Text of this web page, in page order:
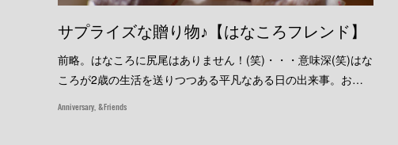
サプライズな贈り物♪【はなころフレンド】
前略。はなころに尻尾はありません！(笑)・・・意味深(笑)はな
ころが2歳の生活を送りつつある平凡なある日の出来事。お…
Anniversary &Friends